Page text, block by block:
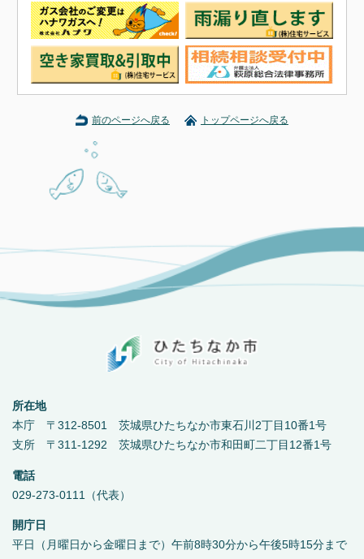
前のページへ戻る トップページへ戻る
所在地
本庁 〒312-8501 茨城県ひたちなか市東石川2丁目10番1号
支所 〒311-1292 茨城県ひたちなか市和田町二丁目12番1号
電話
029-273-0111（代表）
開庁日
平日（月曜日から金曜日まで）午前8時30分から午後5時15分まで